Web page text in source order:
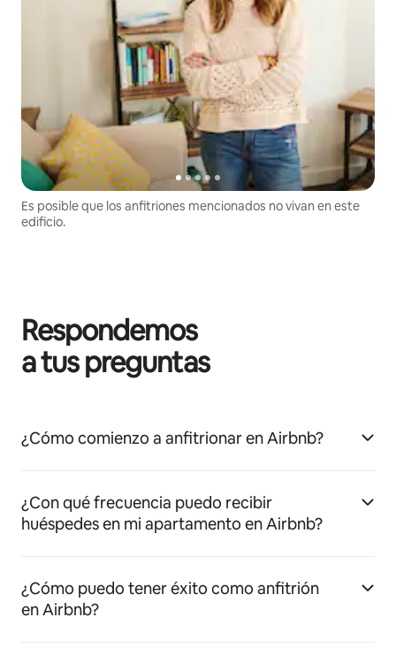
Es posible que los anfitriones mencionados no vivan en este
edificio.
Respondemos
a tus preguntas
¿Cómo comienzo a anfitrionar en Airbnb?
¿Con qué frecuencia puedo recibir
huéspedes en mi apartamento en Airbnb?
¿Cómo puedo tener éxito como anfitrión
en Airbnb?